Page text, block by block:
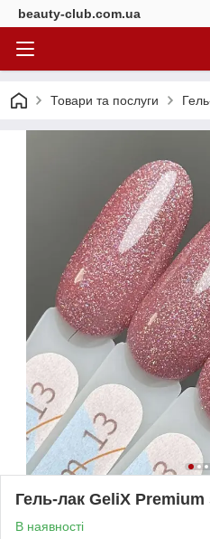
beauty-club.com.ua
Товари та послуги
Гель-лак GeliX
В наявності